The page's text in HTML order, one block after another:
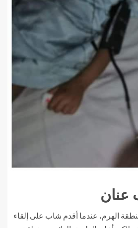
عنان
الهرم، عندما أقدم شاب على إلقاء